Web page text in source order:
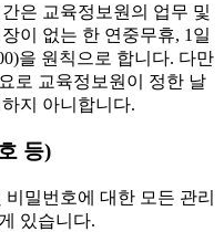
은 교육정보원의 업무 및
이 없는 한 연중무휴, 1일
을 원칙으로 합니다. 다만
로 교육정보원이 정한 날
지 아니합니다.
등)
밀번호에 대한 모든 관리
있습니다.